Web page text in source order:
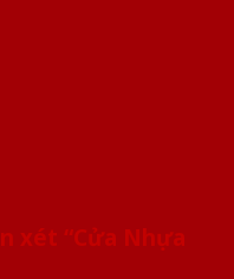
xét “Cửa Nhựa